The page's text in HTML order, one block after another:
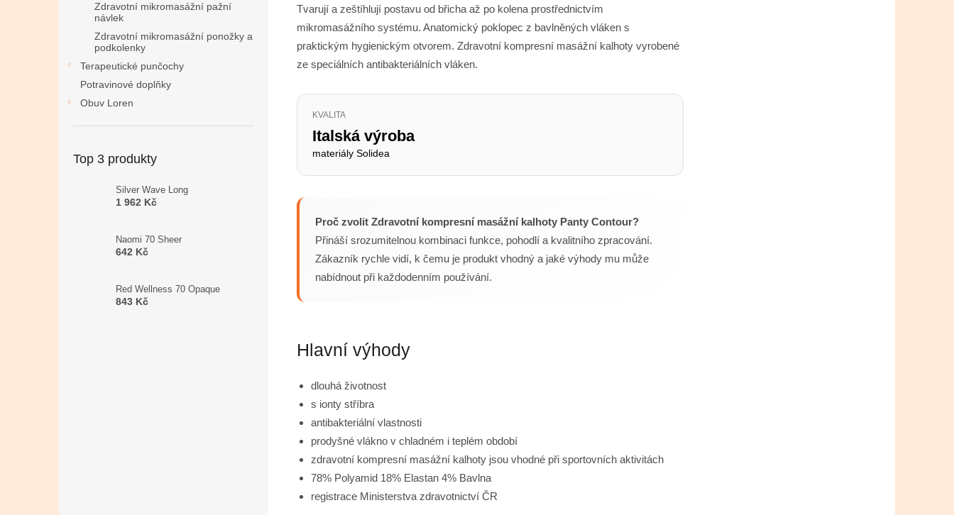
Zdravotní mikromasážní pažní
návlek
Zdravotní mikromasážní ponožky a
podkolenky
Terapeutické punčochy
Potravinové doplňky
Obuv Loren
Top 3 produkty
Silver Wave Long
1 962 Kč
Naomi 70 Sheer
642 Kč
Red Wellness 70 Opaque
843 Kč
Tvarují a zeštíhlují postavu od břicha až po kolena prostřednictvím
mikromasážního systému. Anatomický poklopec z bavlněných vláken s
praktickým hygienickým otvorem. Zdravotní kompresní masážní kalhoty vyrobené
ze speciálních antibakteriálních vláken.
KVALITA
Italská výroba
materiály Solidea
Proč zvolit Zdravotní kompresní masážní kalhoty Panty Contour?
Přináší srozumitelnou kombinaci funkce, pohodlí a kvalitního zpracování.
Zákazník rychle vidí, k čemu je produkt vhodný a jaké výhody mu může
nabídnout při každodenním používání.
Hlavní výhody
dlouhá životnost
s ionty stříbra
antibakteriální vlastnosti
prodyšné vlákno v chladném i teplém období
zdravotní kompresní masážní kalhoty jsou vhodné při sportovních aktivitách
78% Polyamid 18% Elastan 4% Bavlna
registrace Ministerstva zdravotnictví ČR